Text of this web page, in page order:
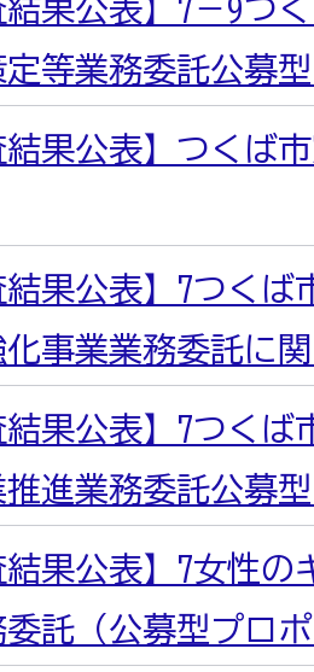
結果公表】7－9つ
定等業務委託公募
結果公表】つくば
結果公表】7つく
事業業務委託に
結果公表】7つく
推進業務委託公募
結果公表】7女性
委託（公募型プロ